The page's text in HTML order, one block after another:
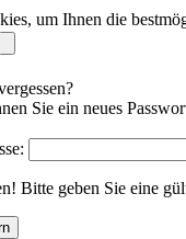
um Ihnen die
Sie ein neues
Bitte geben Sie eine